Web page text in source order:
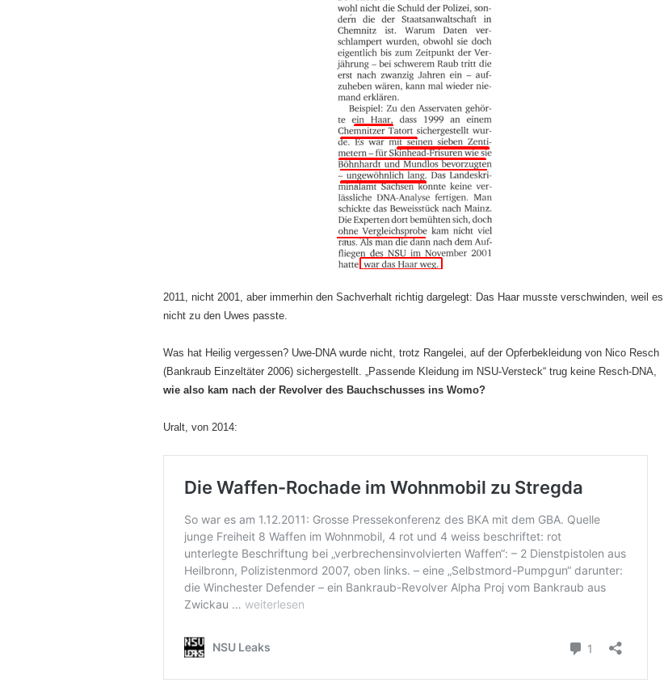
2011, nicht 2001, aber immerhin den Sachverhalt richtig dargelegt: Das Haar musste verschwinden, weil es
nicht zu den Uwes passte.
Was hat Heilig vergessen? Uwe-DNA wurde nicht, trotz Rangelei, auf der Opferbekleidung von Nico Resch
(Bankraub Einzeltäter 2006) sichergestellt. „Passende Kleidung im NSU-Versteck“ trug keine Resch-DNA,
wie also kam nach der Revolver des Bauchschusses ins Womo?
Uralt, von 2014: